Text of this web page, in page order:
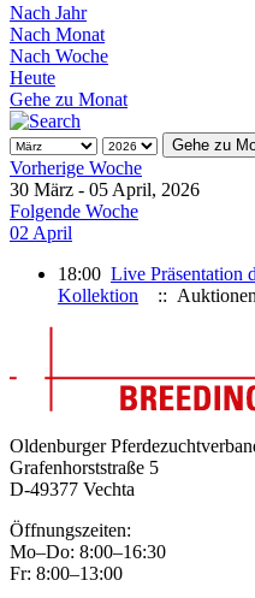
Nach Jahr
Nach Monat
Nach Woche
Heute
Gehe zu Monat
Gehe zu
Vorherige Woche
30 März - 05 April, 2026
Folgende Woche
02 April
18:00 Live Präsentation
Kollektion
:: Auktionen
Oldenburger
Grafenhorststraße 5
D-49377 Vechta
Öffnungszeiten:
Mo–Do: 8:00–16:30
Fr: 8:00–13:00